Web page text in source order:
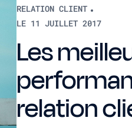
RELATION CLIENT
LE 11 JUILLET 2017
Les
relation